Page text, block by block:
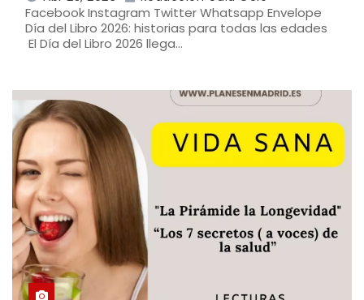
Facebook Instagram Twitter Whatsapp Envelope
Día del Libro 2026: historias para todas las edades
El Día del Libro 2026 llega…